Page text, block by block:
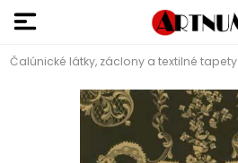
Čalúnické látky, záclony a textilné tapety